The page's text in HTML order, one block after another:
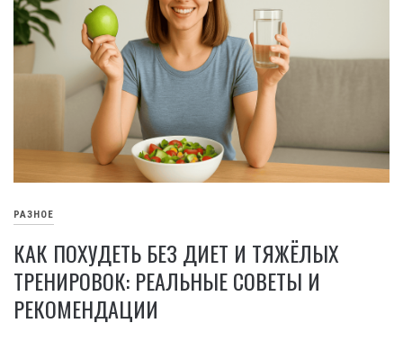
РАЗНОЕ
КАК ПОХУДЕТЬ БЕЗ ДИЕТ И ТЯЖЁЛЫХ
ТРЕНИРОВОК: РЕАЛЬНЫЕ СОВЕТЫ И
РЕКОМЕНДАЦИИ